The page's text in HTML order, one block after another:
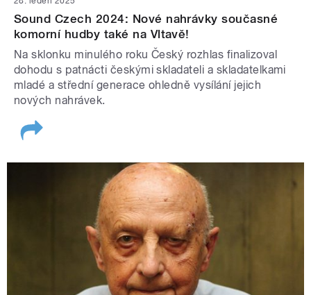
Sound Czech 2024: Nové nahrávky současné
komorní hudby také na Vltavě!
Na sklonku minulého roku Český rozhlas finalizoval
dohodu s patnácti českými skladateli a skladatelkami
mladé a střední generace ohledně vysílání jejich
nových nahrávek.